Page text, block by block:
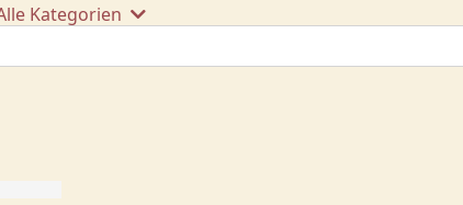
Kategorien Suchen...